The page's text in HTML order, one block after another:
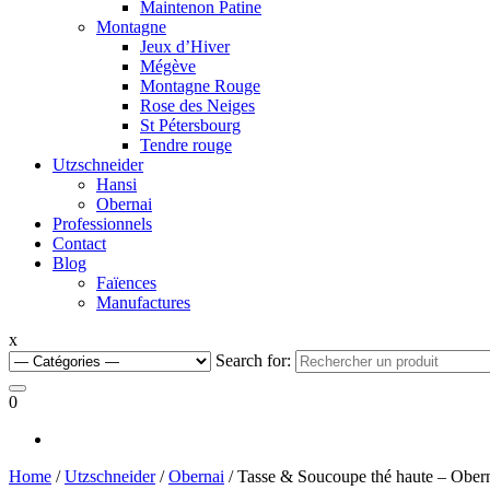
Maintenon Patine
Montagne
Jeux d’Hiver
Mégève
Montagne Rouge
Rose des Neiges
St Pétersbourg
Tendre rouge
Utzschneider
Hansi
Obernai
Professionnels
Contact
Blog
Faïences
Manufactures
x
Search for:
0
Home /Utzschneider/Obernai / Tasse & Soucoupe thé haute –